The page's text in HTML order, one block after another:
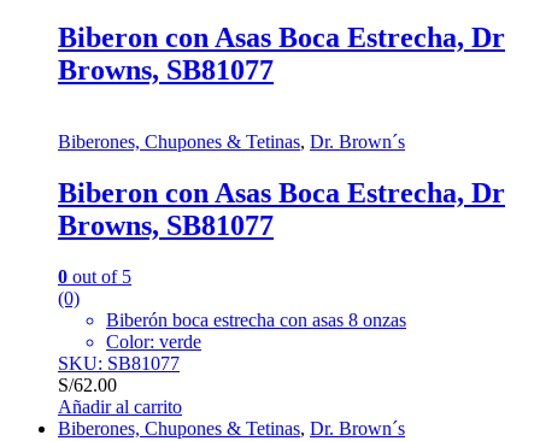
Biberon con Asas Boca Estrecha, Dr
Browns, SB81077
Biberones, Chupones & Tetinas, Dr. Brown´s
Biberon con Asas Boca Estrecha, Dr
Browns, SB81077
0 out of 5
(0)
Biberón boca estrecha con asas 8 onzas
Color: verde
SKU: SB81077
S/62.00
Añadir al carrito
Biberones, Chupones & Tetinas, Dr. Brown´s